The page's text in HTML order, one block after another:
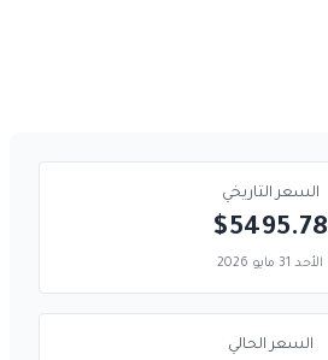
السعر التاريخي
$5495.78
الأحد 31 مايو 2026
السعر الحالي